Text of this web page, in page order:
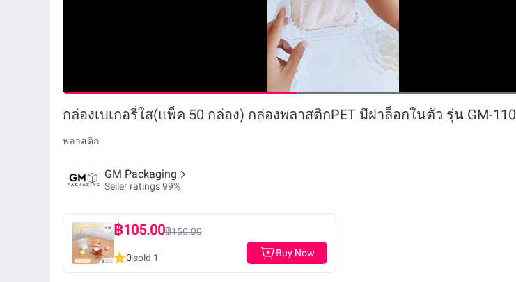
กล่องเบเกอรี่ใส(แพ็ค 50 กล่อง) กล่องพลาสติกPET มีฝาล็อกในตัว รุ่น GM-110
พลาสติก
GM Packaging
Seller ratings 99%
฿105.00฿150.00
0sold 1 Buy Now